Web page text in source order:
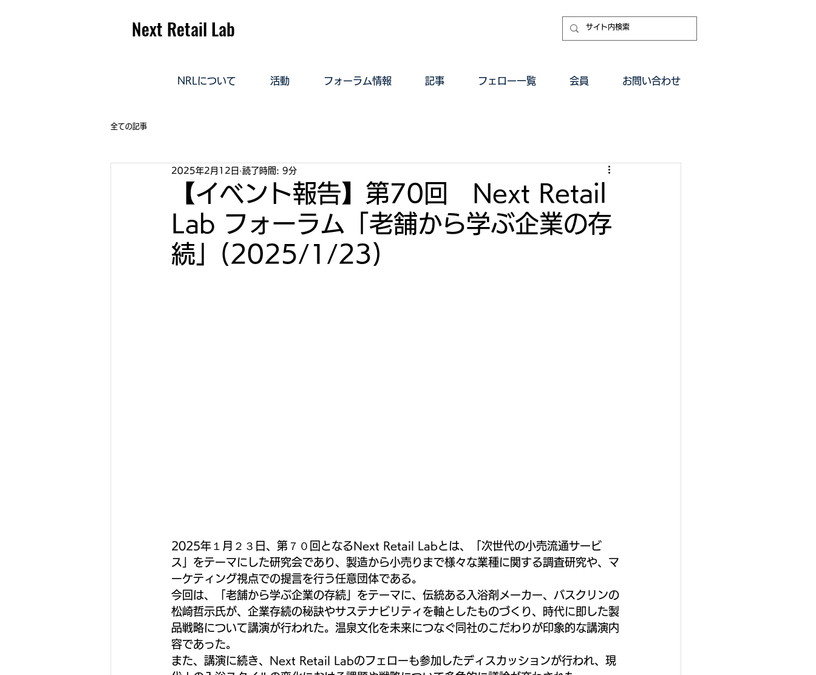
Next Retail Lab
NRLについて 活動 フォーラム情報 記事 フェロー一覧 会員 お問い合わせ
全ての記事
【イベント報告】第70回 Next Retail
Lab フォーラム「老舗から学ぶ企業の存
続」(2025/1/23)
2025年2月12日 読了時間: 9分
2025年１月２３日、第７０回となるNext Retail Labとは、「次世代の小売流通サービ
ス」をテーマにした研究会であり、製造から小売りまで様々な業種に関する調査研究や、マ
ーケティング視点での提言を行う任意団体である。
今回は、「老舗から学ぶ企業の存続」をテーマに、伝統ある入浴剤メーカー、バスクリンの
松崎哲示氏が、企業存続の秘訣やサステナビリティを軸としたものづくり、時代に即した製
品戦略について講演が行われた。温泉文化を未来につなぐ同社のこだわりが印象的な講演内
容であった。
また、講演に続き、Next Retail Labのフェローも参加したディスカッションが行われ、現